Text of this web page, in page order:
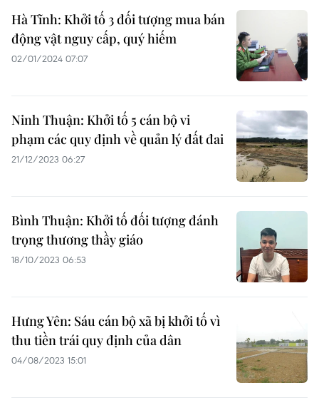
Hà Tĩnh: Khởi tố 3 đối tượng mua bán
động vật nguy cấp, quý hiếm
02/01/2024 07:07
Ninh Thuận: Khởi tố 5 cán bộ vi
phạm các quy định về quản lý đất đai
21/12/2023 06:27
Bình Thuận: Khởi tố đối tượng đánh
trọng thương thầy giáo
18/10/2023 06:53
Hưng Yên: Sáu cán bộ xã bị khởi tố vì
thu tiền trái quy định của dân
04/08/2023 15:01